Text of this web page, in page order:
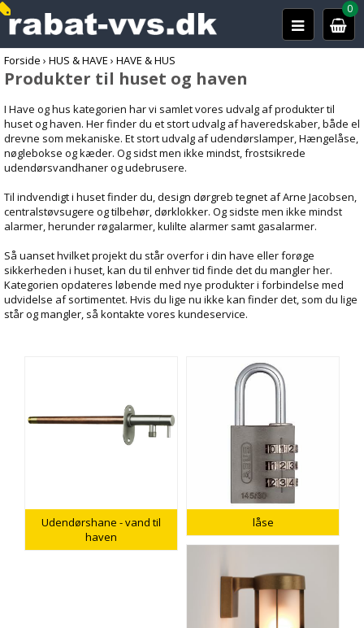
0
Forside › HUS & HAVE › HAVE & HUS
Produkter til huset og haven
I Have og hus kategorien har vi samlet vores udvalg af produkter til
huset og haven. Her finder du et stort udvalg af haveredskaber, både el
drevne som mekaniske. Et stort udvalg af udendørslamper, Hængelåse,
nøglebokse og kæder. Og sidst men ikke mindst, frostsikrede
udendørsvandhaner og udebrusere.
Til indvendigt i huset finder du, design dørgreb tegnet af Arne Jacobsen,
centralstøvsugere og tilbehør, dørklokker. Og sidste men ikke mindst
alarmer, herunder røgalarmer, kulilte alarmer samt gasalarmer.
Så uanset hvilket projekt du står overfor i din have eller forøge
sikkerheden i huset, kan du til enhver tid finde det du mangler her.
Kategorien opdateres løbende med nye produkter i forbindelse med
udvidelse af sortimentet. Hvis du lige nu ikke kan finder det, som du lige
står og mangler, så kontakte vores kundeservice.
Udendørshane - vand til
haven
låse